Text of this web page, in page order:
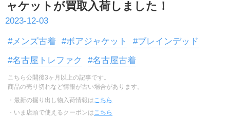
ャケットが買取入荷しました！
2023-12-03
#メンズ古着 #ボアジャケット
#ブレインデッド
#名古屋トレファク
#名古屋古着
こちら公開後3ヶ月以上の記事です。
商品の売り切れなど情報が古い場合があります。
・最新の掘り出し物入荷情報は こちら
・いま店頭で使えるクーポンは こちら